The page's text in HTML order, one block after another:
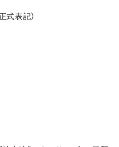
式表記）